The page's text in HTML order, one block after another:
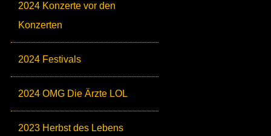
2024 Konzerte vor den
Konzerten
2024 Festivals
2024 OMG Die Ärzte LOL
2023 Herbst des Lebens